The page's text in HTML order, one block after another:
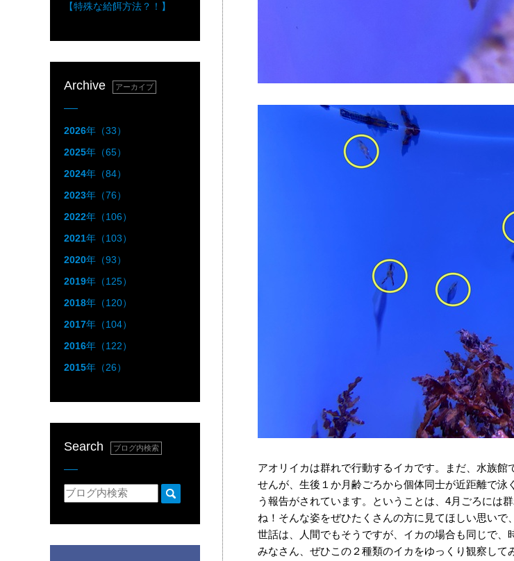
アオリイカは群れで行動するイカです。まだ、水族
せんが、生後１か月齢ごろから個体同士が近距離で
う報告がされています。ということは、4月ごろには
ね！そんな姿をぜひたくさんの方に見てほしい思い
世話は、人間でもそうですが、イカの場合も同じで、
みなさん、ぜひこの２種類のイカをゆっくり観察して
【特殊な給餌方法？！】
Archive アーカイブ
2026年（33）
2025年（65）
2024年（84）
2023年（76）
2022年（106）
2021年（103）
2020年（93）
2019年（125）
2018年（120）
2017年（104）
2016年（122）
2015年（26）
Search ブログ内検索